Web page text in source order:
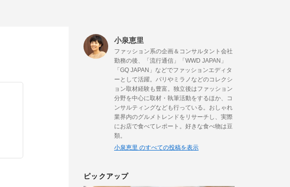
小泉恵里
ファッション系の企画＆コンサルタント会社
勤務の後、「流行通信」「WWD JAPAN」
「GQ JAPAN」などでファッションエディタ
ーとして活躍。パリやミラノなどのコレクシ
ョン取材経験も豊富。独立後はファッション
分野を中心に取材・執筆活動をするほか、コ
ンサルティングなども行っている。おしゃれ
業界内のグルメトレンドをリサーチし、実際
にお店で食べてレポート。好きな食べ物は豆
類。
小泉恵里 のすべての投稿を表示
ピックアップ